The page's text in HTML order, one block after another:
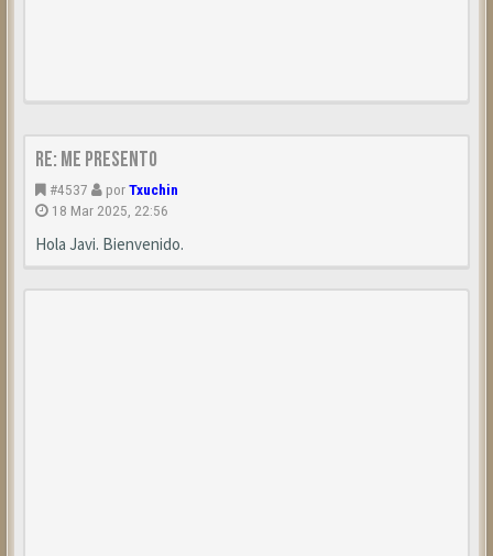
Re: Me presento
#4537 porTxuchin
18 Mar 2025, 22:56
Hola Javi. Bienvenido.